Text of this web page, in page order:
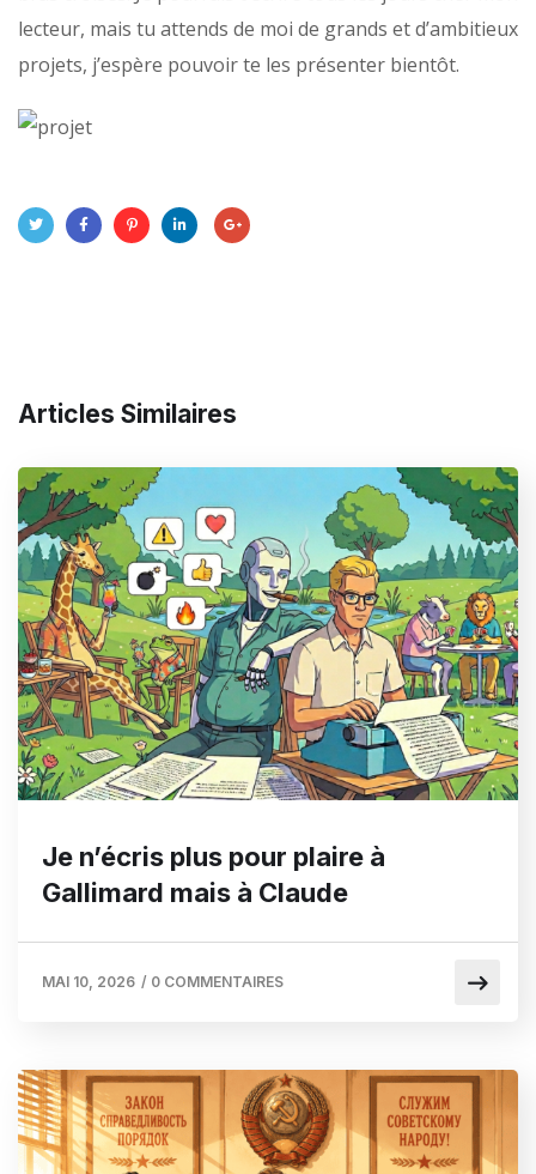
lecteur, mais tu attends de moi de grands et d’ambitieux
projets, j’espère pouvoir te les présenter bientôt.
Articles Similaires
Je n’écris plus pour plaire à
Gallimard mais à Claude
MAI 10, 2026 / 0 COMMENTAIRES